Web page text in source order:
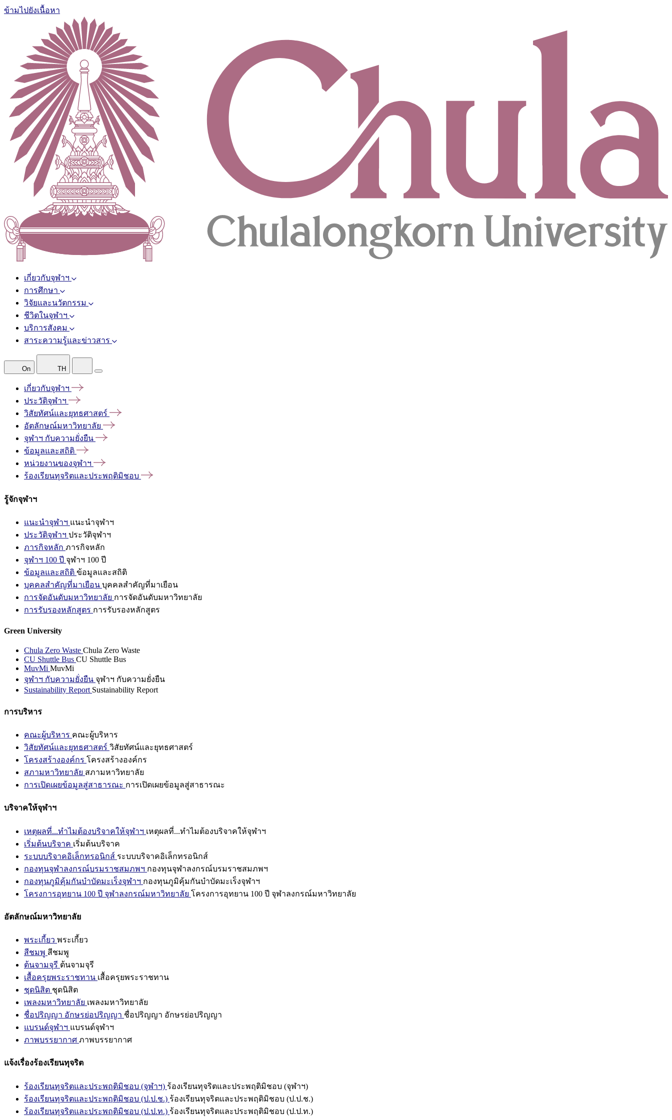
ข้ามไปยังเนื้อหา
เกี่ยวกับจุฬาฯ
การศึกษา
วิจัยและนวัตกรรม
ชีวิตในจุฬาฯ
บริการสังคม
สาระความรู้และข่าวสาร
On TH
เกี่ยวกับจุฬาฯ
ประวัติจุฬาฯ
วิสัยทัศน์และยุทธศาสตร์
อัตลักษณ์มหาวิทยาลัย
จุฬาฯ กับความยั่งยืน
ข้อมูลและสถิติ
หน่วยงานของจุฬาฯ
ร้องเรียนทุจริตและประพฤติมิชอบ
รู้จักจุฬาฯ
แนะนำจุฬาฯ แนะนำจุฬาฯ
ประวัติจุฬาฯ ประวัติจุฬาฯ
ภารกิจหลัก ภารกิจหลัก
จุฬาฯ 100 ปี จุฬาฯ 100 ปี
ข้อมูลและสถิติ ข้อมูลและสถิติ
บุคคลสำคัญที่มาเยือน บุคคลสำคัญที่มาเยือน
การจัดอันดับมหาวิทยาลัย การจัดอันดับมหาวิทยาลัย
การรับรองหลักสูตร การรับรองหลักสูตร
Green University
Chula Zero Waste Chula Zero Waste
CU Shuttle Bus CU Shuttle Bus
MuvMi MuvMi
จุฬาฯ กับความยั่งยืน จุฬาฯ กับความยั่งยืน
Sustainability Report Sustainability Report
การบริหาร
คณะผู้บริหาร คณะผู้บริหาร
วิสัยทัศน์และยุทธศาสตร์ วิสัยทัศน์และยุทธศาสตร์
โครงสร้างองค์กร โครงสร้างองค์กร
สภามหาวิทยาลัย สภามหาวิทยาลัย
การเปิดเผยข้อมูลสู่สาธารณะ การเปิดเผยข้อมูลสู่สาธารณะ
บริจาคให้จุฬาฯ
เหตุผลที่...ทำไมต้องบริจาคให้จุฬาฯ เหตุผลที่...ทำไมต้องบริจาคให้จุฬาฯ
เริ่มต้นบริจาค เริ่มต้นบริจาค
ระบบบริจาคอิเล็กทรอนิกส์ ระบบบริจาคอิเล็กทรอนิกส์
กองทุนจุฬาลงกรณ์บรมราชสมภพฯ กองทุนจุฬาลงกรณ์บรมราชสมภพฯ
กองทุนภูมิคุ้มกันบำบัดมะเร็งจุฬาฯ กองทุนภูมิคุ้มกันบำบัดมะเร็งจุฬาฯ
โครงการอุทยาน 100 ปี จุฬาลงกรณ์มหาวิทยาลัย โครงการอุทยาน 100 ปี จุฬาลงกรณ์มหาวิทยาลัย
อัตลักษณ์มหาวิทยาลัย
พระเกี้ยว พระเกี้ยว
สีชมพู สีชมพู
ต้นจามจุรี ต้นจามจุรี
เสื้อครุยพระราชทาน เสื้อครุยพระราชทาน
ชุดนิสิต ชุดนิสิต
เพลงมหาวิทยาลัย เพลงมหาวิทยาลัย
ชื่อปริญญา อักษรย่อปริญญา ชื่อปริญญา อักษรย่อปริญญา
แบรนด์จุฬาฯ แบรนด์จุฬาฯ
ภาพบรรยากาศ ภาพบรรยากาศ
แจ้งเรื่องร้องเรียนทุจริต
ร้องเรียนทุจริตและประพฤติมิชอบ (จุฬาฯ) ร้องเรียนทุจริตและประพฤติมิชอบ (จุฬาฯ)
ร้องเรียนทุจริตและประพฤติมิชอบ (ป.ป.ช.) ร้องเรียนทุจริตและประพฤติมิชอบ (ป.ป.ช.)
ร้องเรียนทุจริตและประพฤติมิชอบ (ป.ป.ท.) ร้องเรียนทุจริตและประพฤติมิชอบ (ป.ป.ท.)